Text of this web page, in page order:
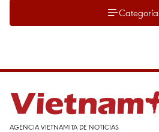
AGENCIA VIETNAMITA DE NOTICIAS